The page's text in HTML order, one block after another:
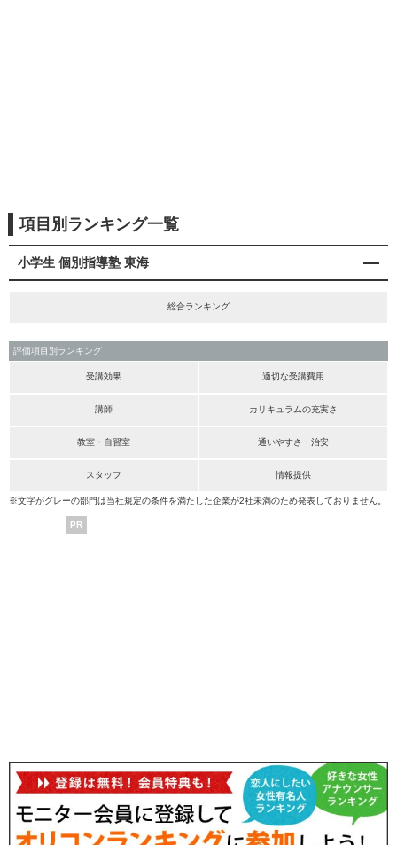
項目別ランキング一覧
小学生 個別指導塾 東海
総合ランキング
評価項目別ランキング
受講効果 適切な受講費用
講師 カリキュラムの充実さ
教室・自習室 通いやすさ・治安
スタッフ 情報提供
※文字がグレーの部門は当社規定の条件を満たした企業が2社未満のため発表しておりません。
PR